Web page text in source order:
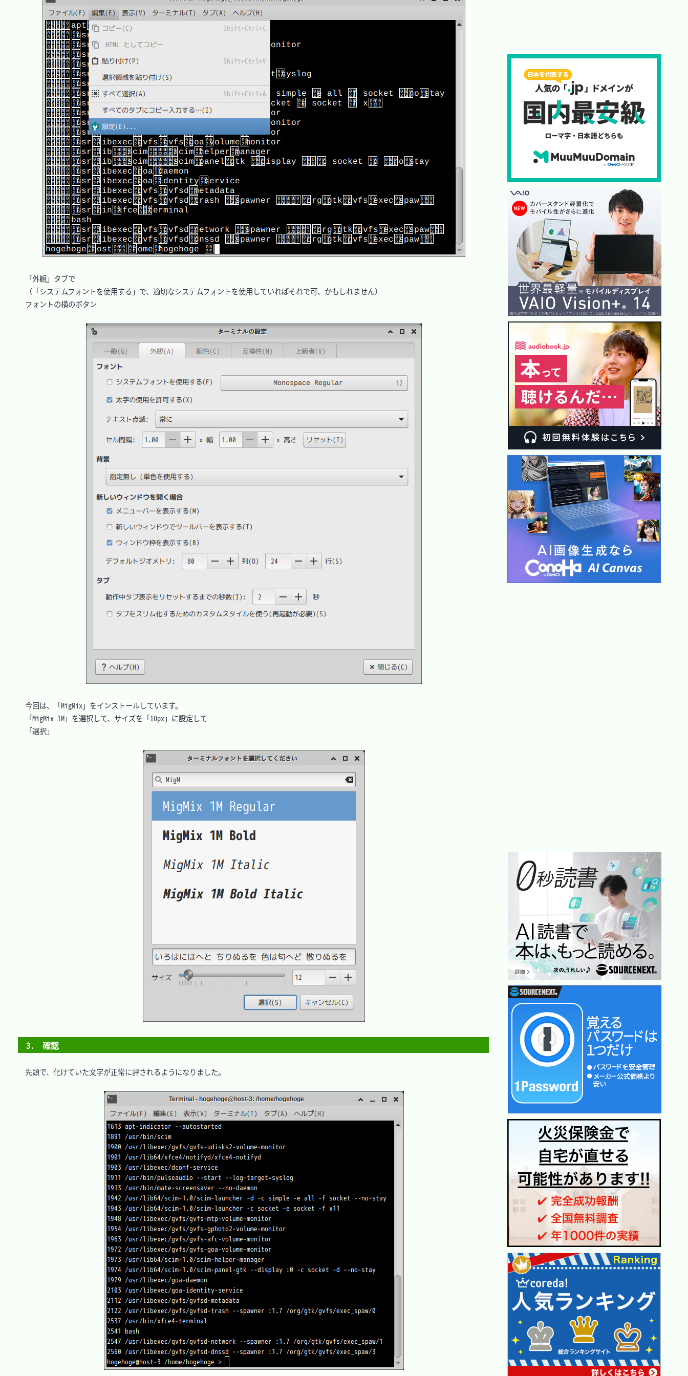
「外観」タブで
（「システムフォントを使用する」で、適切なシステムフォントを使用していればそれで可、かもしれません）
フォントの横のボタン
今回は、「MigMix」をインストールしています。
「MigMix 1M」を選択して、サイズを「10px」に設定して
「選択」
3.　確認
先頭で、化けていた文字が正常に評されるようになりました。